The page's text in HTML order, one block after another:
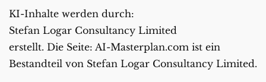
KI-Inhalte werden durch:
Stefan Logar Consultancy Limited
erstellt. Die Seite: AI-Masterplan.com ist ein
Bestandteil von Stefan Logar Consultancy Limited.